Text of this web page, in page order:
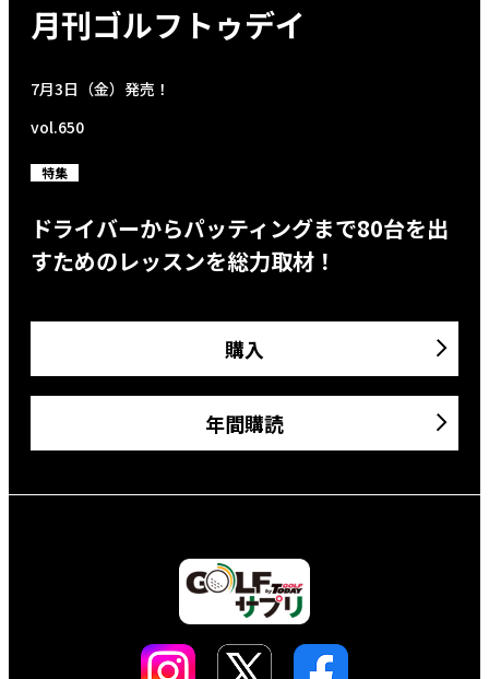
月刊ゴルフトゥデイ
7月3日（金）発売！
vol.650
特集
ドライバーからパッティングまで80台を出
すためのレッスンを総力取材！
購入
年間購読